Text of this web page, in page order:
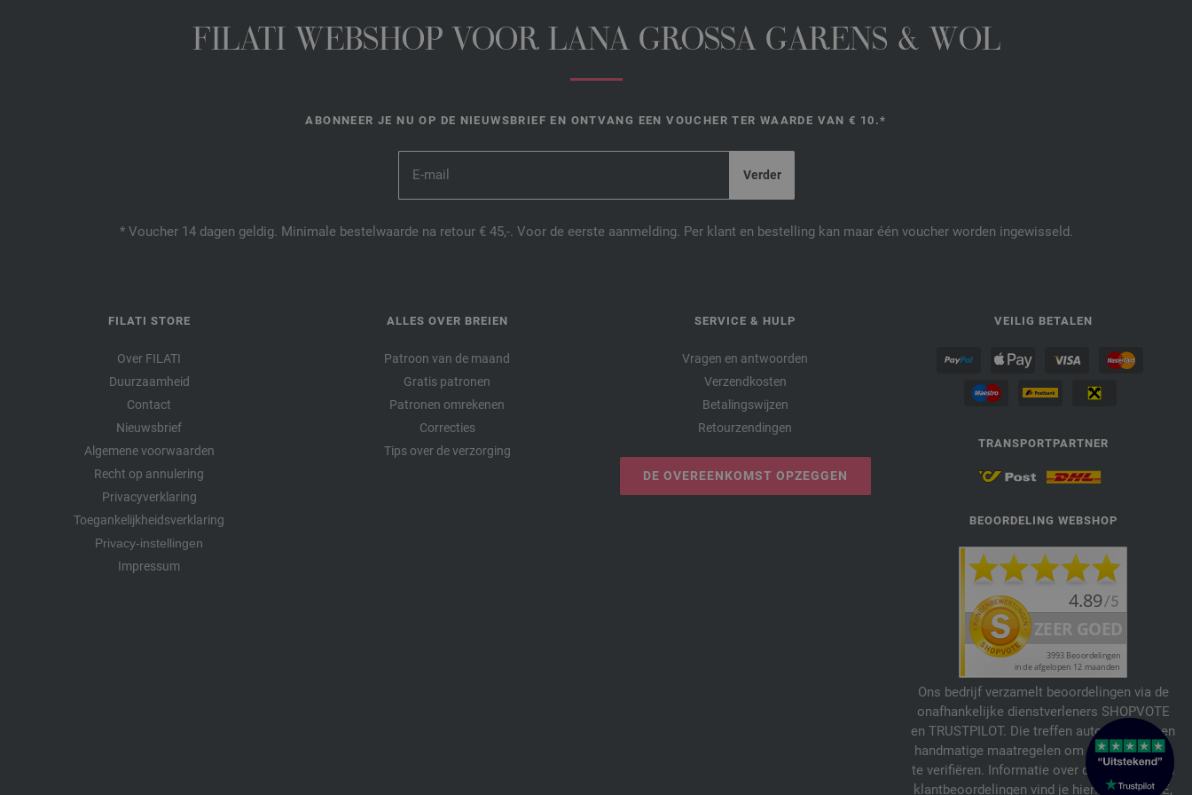
FILATI WEBSHOP VOOR LANA GROSSA GARENS & WOL
ABONNEER JE NU OP DE NIEUWSBRIEF EN ONTVANG EEN VOUCHER TER WAARDE VAN € 10.*
* Voucher 14 dagen geldig. Minimale bestelwaarde na retour € 45,-. Voor de eerste aanmelding. Per klant en bestelling kan maar één voucher worden ingewisseld.
FILATI STORE
Over FILATI
Duurzaamheid
Contact
Nieuwsbrief
Algemene voorwaarden
Recht op annulering
Privacyverklaring
Toegankelijkheidsverklaring
Privacy-instellingen
Impressum
ALLES OVER BREIEN
Patroon van de maand
Gratis patronen
Patronen omrekenen
Correcties
Tips over de verzorging
SERVICE & HULP
Vragen en antwoorden
Verzendkosten
Betalingswijzen
Retourzendingen
DE OVEREENKOMST OPZEGGEN
VEILIG BETALEN
TRANSPORTPARTNER
BEOORDELING WEBSHOP
Ons bedrijf verzamelt beoordelingen via de
onafhankelijke dienstverleners SHOPVOTE
en TRUSTPILOT. Die treffen automatische en
handmatige maatregelen om beoordelingen
te verifiëren. Informatie over de echtheid van
klantbeoordelingen vind je hier: SHOPVOTE,